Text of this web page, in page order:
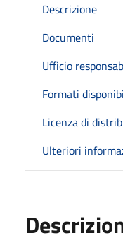
Descrizione
Documenti
Ufficio
Formati
Licenza di
Ulteriori